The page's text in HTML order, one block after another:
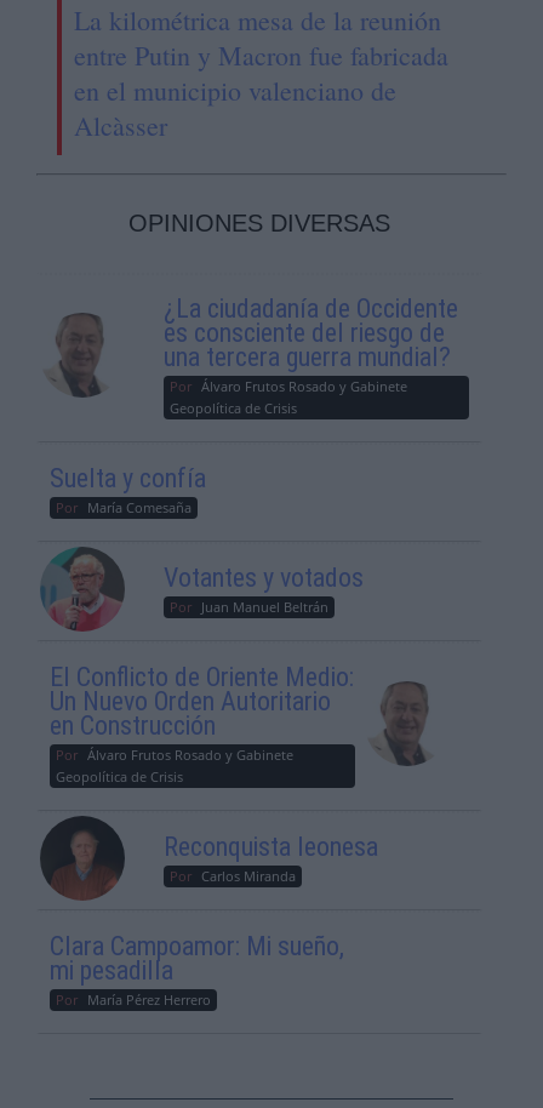
La kilométrica mesa de la reunión
entre Putin y Macron fue fabricada
en el municipio valenciano de
Alcàsser
OPINIONES DIVERSAS
¿La ciudadanía de Occidente
es consciente del riesgo de
una tercera guerra mundial?
Por Álvaro Frutos Rosado y Gabinete
Geopolítica de Crisis
Suelta y confía
Por María Comesaña
Votantes y votados
Por Juan Manuel Beltrán
El Conflicto de Oriente Medio:
Un Nuevo Orden Autoritario
en Construcción
Por Álvaro Frutos Rosado y Gabinete
Geopolítica de Crisis
Reconquista leonesa
Por Carlos Miranda
Clara Campoamor: Mi sueño,
mi pesadilla
Por María Pérez Herrero